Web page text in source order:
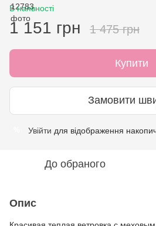
В наявності
1 151 грн 1 475 грн
Купити
Замовити
Увійти для відображення
До обраного
Опис